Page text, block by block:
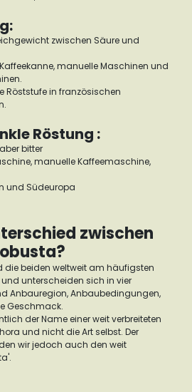
zwischen Säure und
manuelle Maschinen und
Röststufe in französischen
Röstung :
bitter
manuelle Kaffeemaschine,
und Südeuropa
zwischen
beiden weltweit am häufigsten
unterscheiden sich in vier
Anbauregion, Anbaubedingungen,
Geschmack.
der Name einer weit verbreiteten
und nicht die Art selbst. Der
wir jedoch auch den weit